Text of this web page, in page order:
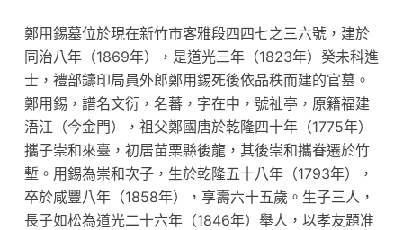
鄭用錫墓位於現在新竹市客雅段四四七之三六號，建於
同治八年（1869年），是道光三年（1823年）癸未科進
士，禮部鑄印局員外郎鄭用錫死後依品秩而建的官墓。
鄭用錫，譜名文衍，名蕃，字在中，號祉亭，原籍福建
浯江（今金門），祖父鄭國唐於乾隆四十年（1775年）
攜子崇和來臺，初居苗栗縣後龍，其後崇和攜眷遷於竹
塹。用錫為崇和次子，生於乾隆五十八年（1793年），
卒於咸豐八年（1858年），享壽六十五歲。生子三人，
長子如松為道光二十六年（1846年）舉人，以孝友題准